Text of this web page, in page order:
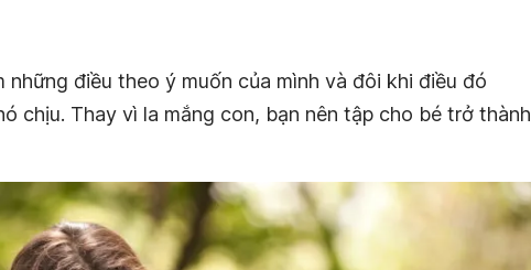
những điều theo ý muốn của mình và đôi khi điều đó
chịu. Thay vì la mắng con, bạn nên tập cho bé trở thành